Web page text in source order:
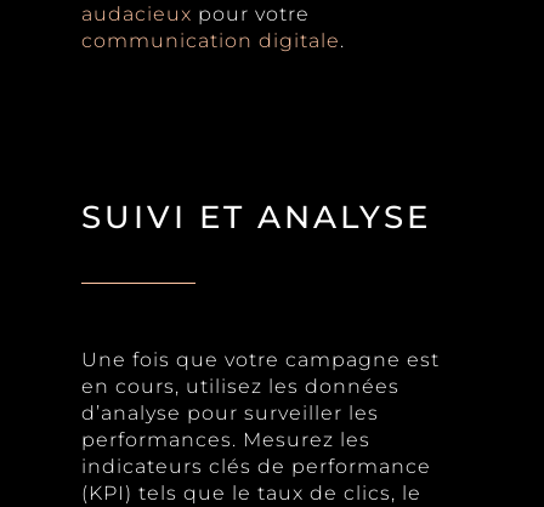
audacieux pour votre
communication digitale.
SUIVI ET ANALYSE
Une fois que votre campagne est
en cours, utilisez les données
d’analyse pour surveiller les
performances. Mesurez les
indicateurs clés de performance
(KPI) tels que le taux de clics, le